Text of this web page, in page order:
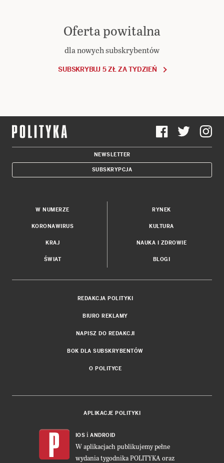
Oferta powitalna
dla nowych subskrybentów
SUBSKRYBUJ 5 ZŁ ZA TYDZIEŃ
NEWSLETTER
SUBSKRYPCJA
W NUMERZE
KORONAWIRUS
KRAJ
ŚWIAT
RYNEK
KULTURA
NAUKA I ZDROWIE
BLOGI
REDAKCJA POLITYKI
BIURO REKLAMY
NAPISZ DO REDAKCJI
BOK DLA SUBSKRYBENTÓW
O POLITYCE
APLIKACJE POLITYKI
IOS i ANDROID
W aplikacjach publikujemy pełne
wydania tygodnika POLITYKA oraz